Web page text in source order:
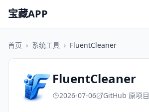
宝藏APP
首页 › 系统工具 › FluentCleaner
FluentCleaner
2026-07-06 GitHub 原项目